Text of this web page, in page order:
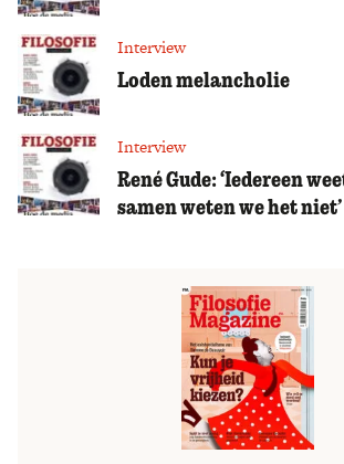
Interview
Loden melancholie
Interview
René Gude: ‘Iedereen
samen weten we het niet’